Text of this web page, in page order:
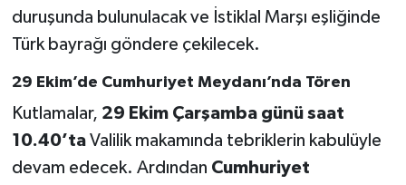
duruşunda bulunulacak ve İstiklal Marşı eşliğinde
Türk bayrağı göndere çekilecek.
29 Ekim’de Cumhuriyet Meydanı’nda Tören
Kutlamalar, 29 Ekim Çarşamba günü saat
10.40’taValilik makamında tebriklerin kabulüyle
devam edecek. Ardından Cumhuriyet